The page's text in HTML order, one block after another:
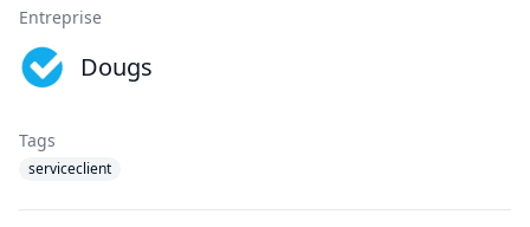
Entreprise
Dougs
Tags
serviceclient